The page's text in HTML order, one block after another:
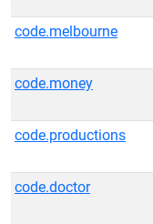
code.melbourne
code.money
code.productions
code.doctor